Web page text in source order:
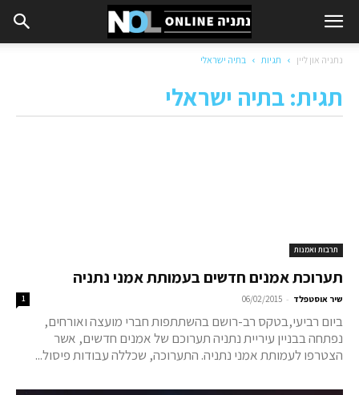
נתניה און ליין תגיות בתיה ישראלי
תגית: בתיה ישראלי
תרבות ואמנות
תערוכת אמנים חדשים בעמותת אמני נתניה
שיר אוסטפלד -
06/02/2015
1
ביום רביעי,בטקס רב-רושם בהשתתפות חברי מועצה ואורחים,
נפתחה בבניין עיריית נתניה תערוכם של אמנים חדשים, אשר
הצטרפו לעמותת אמני נתניה. התערוכה, שכללה עבודות פיסול...